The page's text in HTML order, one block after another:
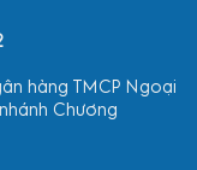
hàng TMCP Ngoại
Chương